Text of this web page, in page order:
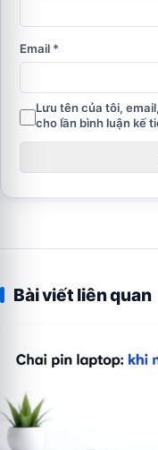
Email *
Lưu tên của tôi,
cho lần bình luận kế
Bài viết liên quan